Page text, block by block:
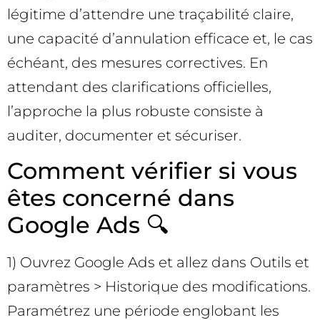
légitime d’attendre une traçabilité claire,
une capacité d’annulation efficace et, le cas
échéant, des mesures correctives. En
attendant des clarifications officielles,
l’approche la plus robuste consiste à
auditer, documenter et sécuriser.
Comment vérifier si vous
êtes concerné dans
Google Ads 🔍
1) Ouvrez Google Ads et allez dans Outils et
paramètres > Historique des modifications.
Paramétrez une période englobant les